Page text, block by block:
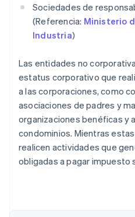
Sociedades de
(Referencia: Ministerio
Industria)
Las entidades no
estatus corporativo que
a las corporaciones, como
asociaciones de padres y
organizaciones benéficas y
condominios. Mientras
realicen actividades que
obligadas a pagar impuesto